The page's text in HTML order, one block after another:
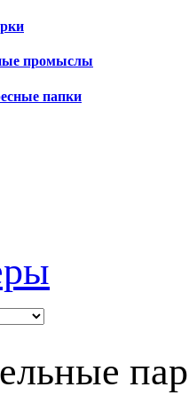
промыслы
папки